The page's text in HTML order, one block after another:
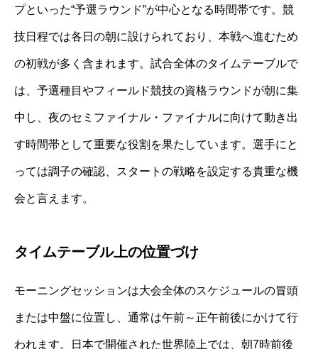
プといった“予選ラウンド”が中心となる時間帯です。競
技日程では各日の朝に設けられており、本戦へ進むため
の初戦が多く含まれます。試合全体のタイムテーブルで
は、予選種目やフィールド競技の資格ラウンドが朝に集
中し、夜のセミファイナル・ファイナルに向けて動き出
す時間帯として重要な役割を果たしています。選手にと
っては調子の確認、スタートの戦略を設定する貴重な機
会と言えます。
タイムテーブル上の位置づけ
モーニングセッションは大会全体のスケジュールの冒頭
または中盤に位置し、通常は午前～正午前後にかけて行
われます。日本で開催された世界陸上では、朝7時前後